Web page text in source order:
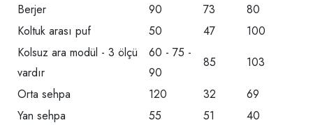
Berjer
90 73
80
Koltuk arası puf
50 47
100
Kolsuz ara modül - 3 ölçü
vardır
60 - 75 -
90
85
103
Orta sehpa
120 32
69
Yan sehpa
55 51 40